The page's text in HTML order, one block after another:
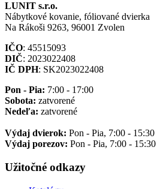
LUNIT s.r.o.
Nábytkové kovanie, fóliované dvierka
Na Rákoši 9263, 96001 Zvolen
IČO: 45515093
DIČ: 2023022408
IČ DPH: SK2023022408
Pon - Pia: 7:00 - 17:00
Sobota: zatvorené
Nedeľa: zatvorené
Výdaj dvierok: Pon - Pia, 7:00 - 15:30
Výdaj porezov: Pon - Pia, 7:00 - 15:30
Užitočné odkazy